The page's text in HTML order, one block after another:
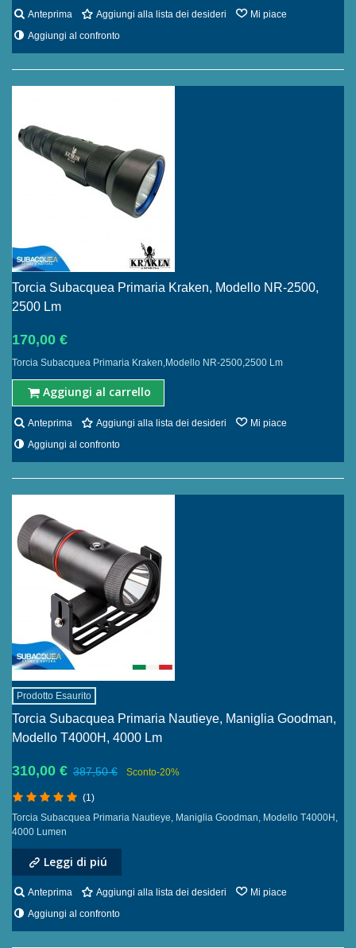
Anteprima Aggiungi alla lista dei desideri
Mi piace
Aggiungi al confronto
Torcia Subacquea Primaria Kraken, Modello NR-2500,
2500 Lm
170,00 €
Torcia Subacquea Primaria Kraken,Modello NR-2500,2500 Lm
Aggiungi al carrello
Anteprima Aggiungi alla lista dei desideri
Mi piace
Aggiungi al confronto
Prodotto Esaurito
Torcia Subacquea Primaria Nautieye, Maniglia Goodman,
Modello T4000H, 4000 Lm
310,00 € 387,50 € Sconto-20%
(1)
Torcia Subacquea Primaria Nautieye, Maniglia Goodman, Modello T4000H,
4000 Lumen
Leggi di piú
Anteprima Aggiungi alla lista dei desideri
Mi piace
Aggiungi al confronto